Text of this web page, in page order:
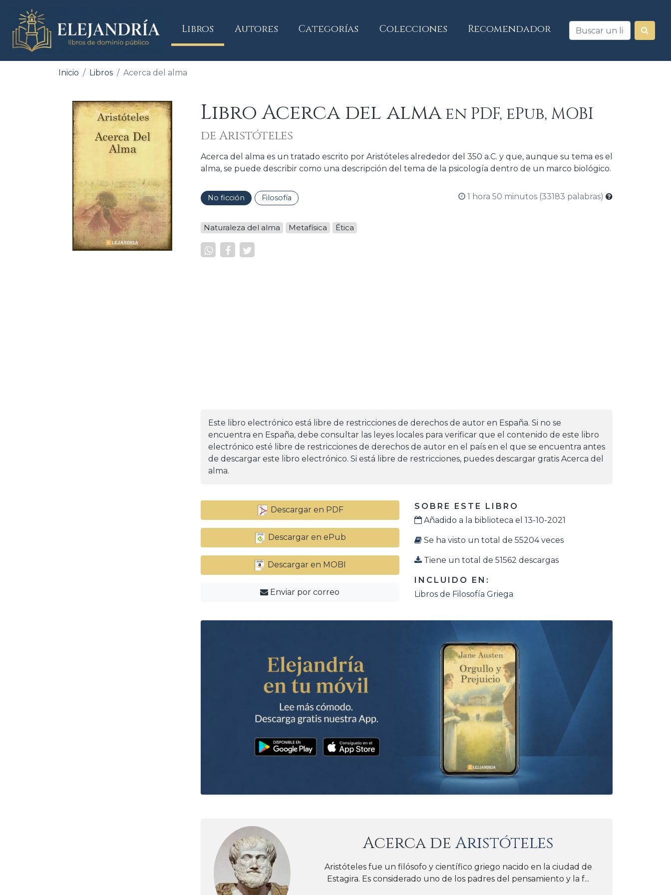
Libros(current)
Autores Categorías Colecciones Recomendador
Inicio Libros Acerca del alma
Libro Acerca del almaen PDF, ePub, MOBI
de Aristóteles
Acerca del alma es un tratado escrito por Aristóteles alrededor del 350 a.C.​ y que, aunque su tema es el
alma, se puede describir como una descripción del tema de la psicología dentro de un marco biológico.
No ficción Filosofía 1 hora 50 minutos (33183 palabras)
Naturaleza del alma Metafísica Ética
Este libro electrónico está libre de restricciones de derechos de autor en España. Si no se
encuentra en España, debe consultar las leyes locales para verificar que el contenido de este libro
electrónico esté libre de restricciones de derechos de autor en el país en el que se encuentra antes
de descargar este libro electrónico. Si está libre de restricciones, puedes descargar gratis Acerca del
alma.
Descargar en PDF
Descargar en ePub
Descargar en MOBI
Enviar por correo
SOBRE ESTE LIBRO
Añadido a la biblioteca el 13-10-2021
Se ha visto un total de 55204 veces
Tiene un total de 51562 descargas
INCLUIDO EN:
Libros de Filosofía Griega
Acerca deAristóteles
Aristóteles fue un filósofo y científico griego nacido en la ciudad de
Estagira. Es considerado uno de los padres del pensamiento y la f...